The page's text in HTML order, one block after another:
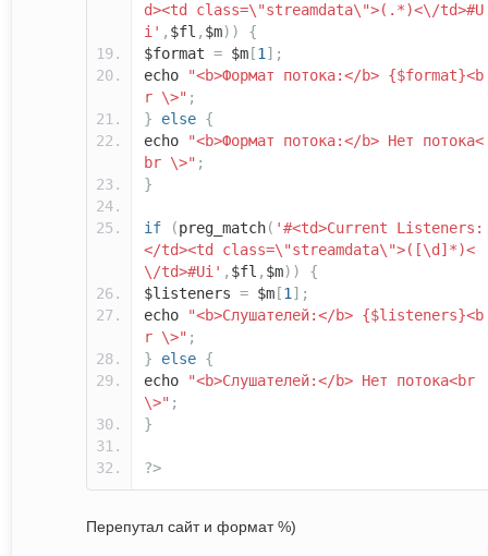
d><td class=\"streamdata\">(.*)<\/td>#U
i' , $fl , $m))
{
$format = $m [1];
echo
"<b>Формат потока:</b> {$format}<b
r \>" ;
}
else {
echo
"<b>Формат потока:</b> Нет потока<
br \>" ;
}
if (preg_match( '#<td>Current Listeners:
</td><td class=\"streamdata\">([\d]*)<
\/td>#Ui' , $fl , $m))
{
$listeners = $m [1];
echo
"<b>Cлушателей:</b> {$listeners}<b
r \>" ;
}
else {
echo
"<b>Cлушателей:</b> Нет потока<br
\>" ;
}
?>
Перепутал сайт и формат %)